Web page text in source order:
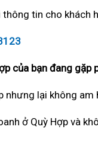
tin cho khách
của bạn đang gặp
nhưng lại không
ở Quỳ Hợp và